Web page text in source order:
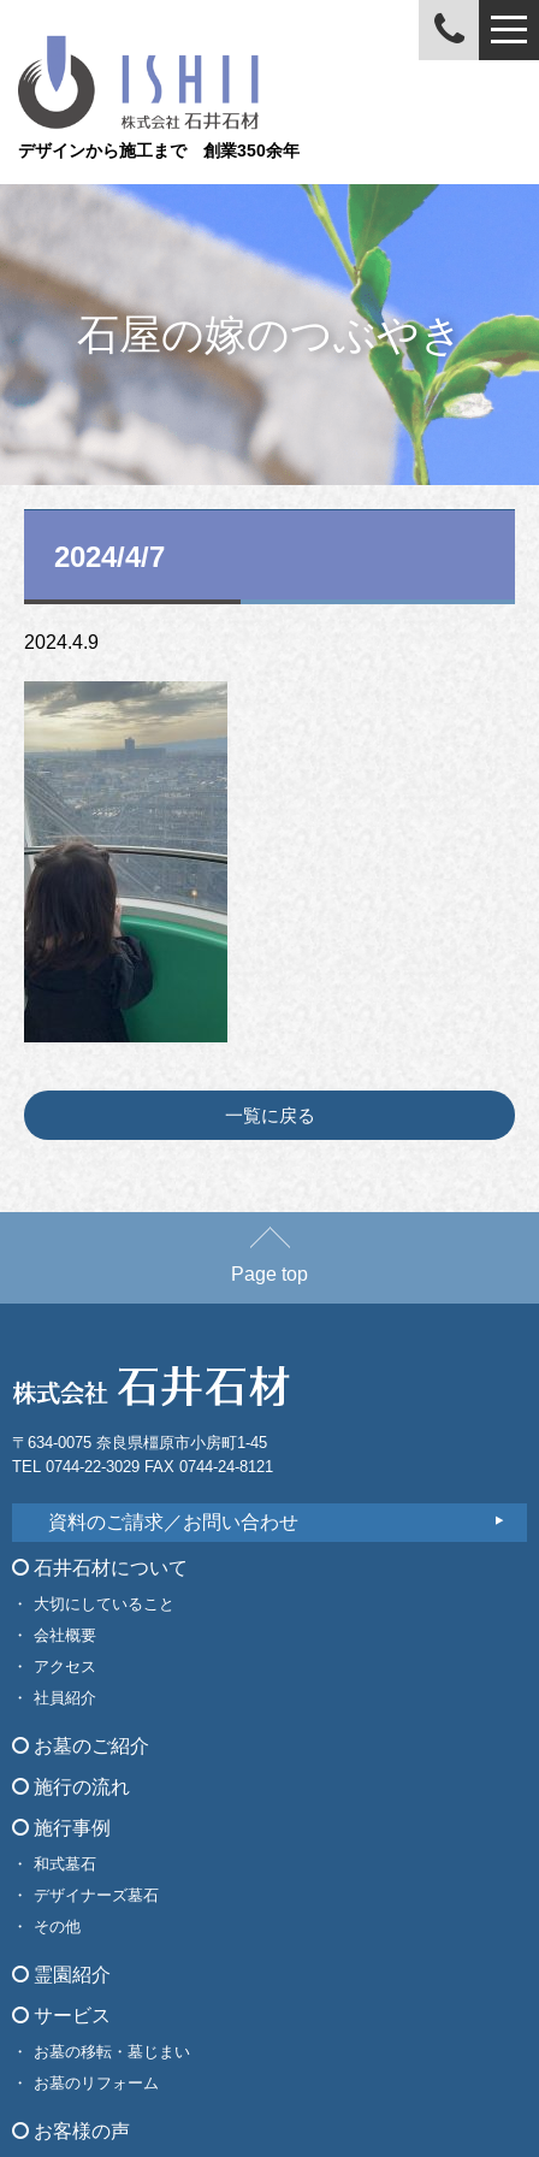
デザインから施工まで 創業350余年
石屋の嫁のつぶやき
2024/4/7
2024.4.9
一覧に戻る
Page top
〒634-0075 奈良県橿原市小房町1-45
TEL 0744-22-3029 FAX 0744-24-8121
資料のご請求／お問い合わせ
石井石材について
大切にしていること
会社概要
アクセス
社員紹介
お墓のご紹介
施行の流れ
施行事例
和式墓石
デザイナーズ墓石
その他
霊園紹介
サービス
お墓の移転・墓じまい
お墓のリフォーム
お客様の声